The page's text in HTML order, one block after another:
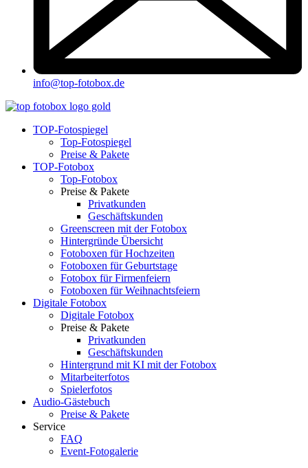
info@top-fotobox.de
TOP-Fotospiegel
Top-Fotospiegel
Preise & Pakete
TOP-Fotobox
Top-Fotobox
Preise & Pakete
Privatkunden
Geschäftskunden
Greenscreen mit der Fotobox
Hintergründe Übersicht
Fotoboxen für Hochzeiten
Fotoboxen für Geburtstage
Fotobox für Firmenfeiern
Fotoboxen für Weihnachtsfeiern
Digitale Fotobox
Digitale Fotobox
Preise & Pakete
Privatkunden
Geschäftskunden
Hintergrund mit KI mit der Fotobox
Mitarbeiterfotos
Spielerfotos
Audio-Gästebuch
Preise & Pakete
Service
FAQ
Event-Fotogalerie